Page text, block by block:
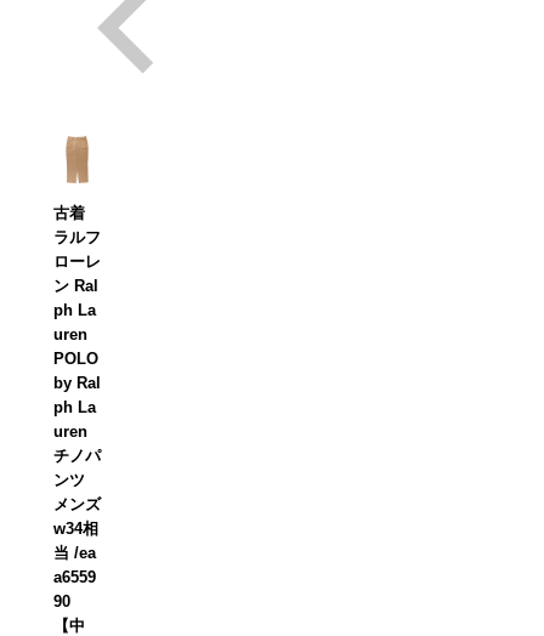
古着
ラルフ
ローレ
ン Ral
ph La
uren
POLO
by Ral
ph La
uren
チノパ
ンツ
メンズ
w34相
当 /ea
a6559
90
【中